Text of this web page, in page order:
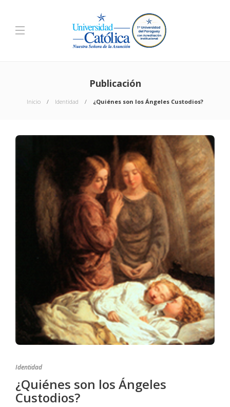
Publicación
Inicio Identidad ¿Quiénes son los Ángeles Custodios?
Identidad
¿Quiénes son los Ángeles
Custodios?